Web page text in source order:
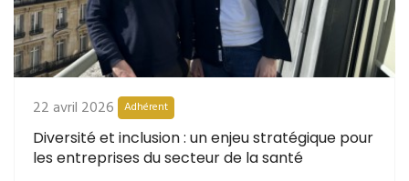
22 avril 2026 Adhérent
Diversité et inclusion : un enjeu stratégique pour
les entreprises du secteur de la santé